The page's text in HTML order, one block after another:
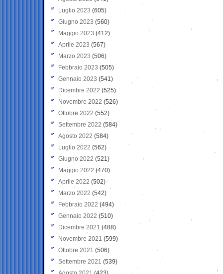
Luglio 2023 (605)
Giugno 2023 (560)
Maggio 2023 (412)
Aprile 2023 (567)
Marzo 2023 (506)
Febbraio 2023 (505)
Gennaio 2023 (541)
Dicembre 2022 (525)
Novembre 2022 (526)
Ottobre 2022 (552)
Settembre 2022 (584)
Agosto 2022 (584)
Luglio 2022 (562)
Giugno 2022 (521)
Maggio 2022 (470)
Aprile 2022 (502)
Marzo 2022 (542)
Febbraio 2022 (494)
Gennaio 2022 (510)
Dicembre 2021 (488)
Novembre 2021 (599)
Ottobre 2021 (506)
Settembre 2021 (539)